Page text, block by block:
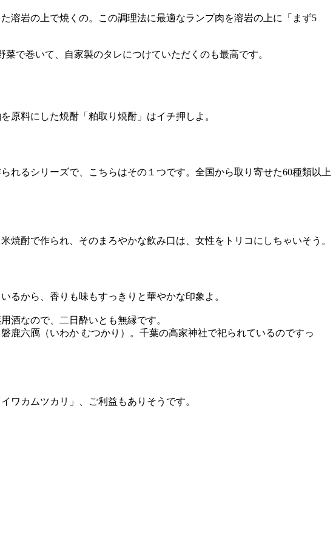
溶岩の上で焼くの。この調理法に最適なランプ肉を溶岩の上に「まず5
で巻いて、自家製のタレにつけていただくのも最高です。
原料にした焼酎「粕取り焼酎」はイチ押しよ。
れるシリーズで、こちらはその１つです。全国から取り寄せた60種類以上
酎で作られ、そのまろやかな飲み口は、女性をトリコにしちゃいそう。
るから、香りも味もすっきりと華やかな印象よ。
酒なので、二日酔いとも無縁です。
鹿六鴈（いわか むつかり）。千葉の高家神社で祀られているのですっ
カムツカリ」、ご利益もありそうです。